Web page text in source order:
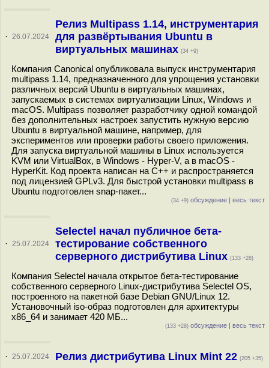
· 26.07.2024
Релиз Multipass 1.14, инструментария
для развёртывания Ubuntu в
виртуальных машинах (34 +9)
Компания Canonical опубликовала выпуск инструментария
multipass 1.14, предназначенного для упрощения установки
различных версий Ubuntu в виртуальных машинах,
запускаемых в системах виртуализации Linux, Windows и
macOS. Multipass позволяет разработчику одной командой
без дополнительных настроек запустить нужную версию
Ubuntu в виртуальной машине, например, для
экспериментов или проверки работы своего приложения.
Для запуска виртуальной машины в Linux используется
KVM или VirtualBox, в Windows - Hyper-V, а в macOS -
HyperKit. Код проекта написан на C++ и распространяется
под лицензией GPLv3. Для быстрой установки multipass в
Ubuntu подготовлен snap-пакет...
(34 +9) обсуждение | весь текст
· 25.07.2024
Selectel начал публичное бета-
тестирование собственного
серверного дистрибутива Linux (133 +28)
Компания Selectel начала открытое бета-тестирование
собственного серверного Linux-дистрибутива Selectel OS,
построенного на пакетной базе Debian GNU/Linux 12.
Установочный iso-образ подготовлен для архитектуры
x86_64 и занимает 420 МБ...
(133 +28) обсуждение | весь текст
· 25.07.2024 Релиз дистрибутива Linux Mint 22 (205 +35)